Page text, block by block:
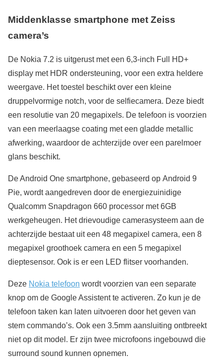
Middenklasse smartphone met Zeiss
camera’s
De Nokia 7.2 is uitgerust met een 6,3-inch Full HD+
display met HDR ondersteuning, voor een extra heldere
weergave. Het toestel beschikt over een kleine
druppelvormige notch, voor de selfiecamera. Deze biedt
een resolutie van 20 megapixels. De telefoon is voorzien
van een meerlaagse coating met een gladde metallic
afwerking, waardoor de achterzijde over een parelmoer
glans beschikt.
De Android One smartphone, gebaseerd op Android 9
Pie, wordt aangedreven door de energiezuinidige
Qualcomm Snapdragon 660 processor met 6GB
werkgeheugen. Het drievoudige camerasysteem aan de
achterzijde bestaat uit een 48 megapixel camera, een 8
megapixel groothoek camera en een 5 megapixel
dieptesensor. Ook is er een LED flitser voorhanden.
Deze Nokia telefoon wordt voorzien van een separate
knop om de Google Assistent te activeren. Zo kun je de
telefoon taken kan laten uitvoeren door het geven van
stem commando’s. Ook een 3.5mm aansluiting ontbreekt
niet op dit model. Er zijn twee microfoons ingebouwd die
surround sound kunnen opnemen.